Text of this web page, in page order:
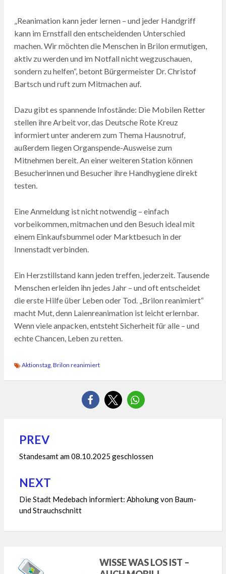
„Reanimation kann jeder lernen – und jeder Handgriff
kann im Ernstfall den entscheidenden Unterschied
machen. Wir möchten die Menschen in Brilon ermutigen,
aktiv zu werden und im Notfall nicht wegzuschauen,
sondern zu helfen“, betont Bürgermeister Dr. Christof
Bartsch und ruft zum Mitmachen auf.
Dazu gibt es spannende Infostände: Die Mobilen Retter
stellen ihre Arbeit vor, das Deutsche Rote Kreuz
informiert unter anderem zum Thema Hausnotruf,
außerdem liegen Organspende-Ausweise zum
Mitnehmen bereit. An einer weiteren Station können
Besucherinnen und Besucher ihre Handhygiene direkt
testen.
Eine Anmeldung ist nicht notwendig – einfach
vorbeikommen, mitmachen und den Besuch ideal mit
einem Einkaufsbummel oder Marktbesuch in der
Innenstadt verbinden.
Ein Herzstillstand kann jeden treffen, jederzeit. Tausende
Menschen erleiden ihn jedes Jahr – und oft entscheidet
die erste Hilfe über Leben oder Tod. „Brilon reanimiert“
macht Mut, denn Laienreanimation ist leicht erlernbar.
Wenn viele anpacken, entsteht Sicherheit für alle – und
echte Chancen, Leben zu retten.
Aktionstag, Brilon reanimiert
Beitragsnavigation
PREV
Standesamt am 08.10.2025 geschlossen
NEXT
Die Stadt Medebach informiert: Abholung von Baum-
und Strauchschnitt
WISSE WAS LOS IST –